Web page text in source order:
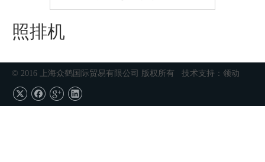
照排机
© 2016 上海众鹤国际贸易有限公司 版权所有 技术支持： 领动